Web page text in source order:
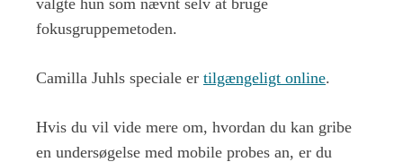
fokusgruppemetoden.
Camilla Juhls speciale er tilgængeligt online.
Hvis du vil vide mere om, hvordan du kan gribe
en undersøgelse med mobile probes an, er du